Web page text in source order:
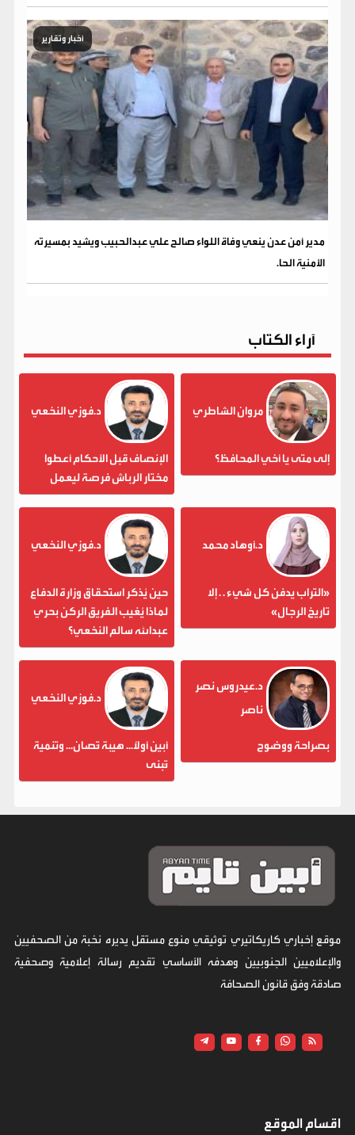
أخبار وتقارير
مدير أمن عدن ينعي وفاة اللواء صالح علي عبدالحبيب ويشيد بمسيرته
الأمنية الحا.
آراء الكتاب
مروان الشاطري
إلى متى يا أخي المحافظ؟
د.فوزي النخعي
الإنصاف قبل الأحكام أعطوا
مختار الرباش فرصة ليعمل
د.أوهاد محمد
«التراب يدفن كل شيء . . إلا
تاريخ الرجال»
د.فوزي النخعي
حين يُذكر استحقاق وزارة الدفاع
لماذا يُغيب الفريق الركن بحري
عبدالله سالم النخعي؟
د.عيدروس نصر
ناصر
بصراحة ووضوح
د.فوزي النخعي
أبين أولاً... هيبة تُصان... وتنمية
تُبنى
موقع إخباري كاريكاتيري توثيقي منوع مستقل يديره نخبة من الصحفيين
والإعلاميين الجنوبيين وهدفه الأساسي تقديم رسالة إعلامية وصحفية
صادقة وفق قانون الصحافة
اقسام الموقع